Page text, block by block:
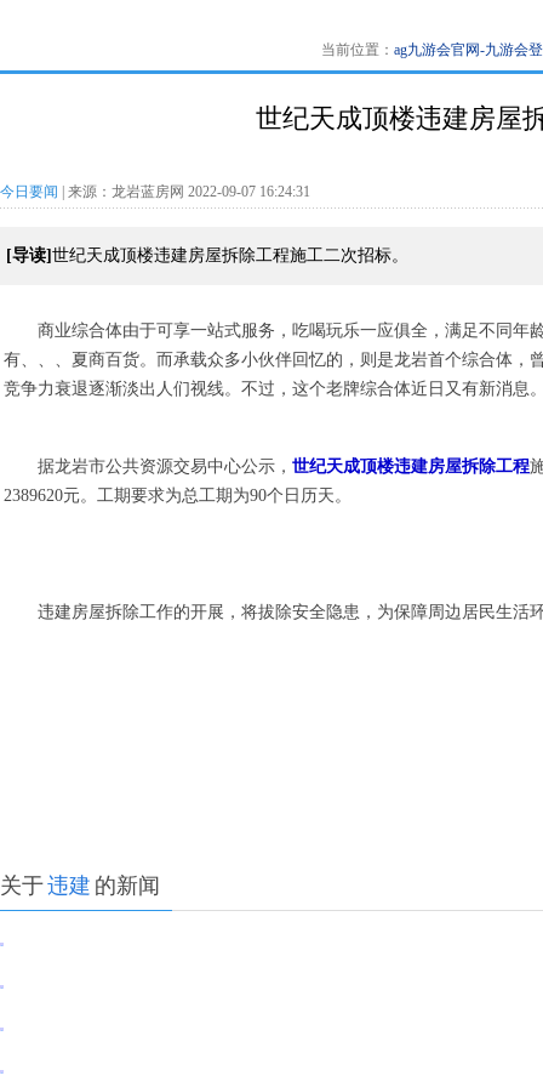
当前位置： ag九游会官网-九游会
世纪天成顶楼违建房屋
今日要闻 | 来源：龙岩蓝房网 2022-09-07 16:24:31
[导读] 世纪天成顶楼违建房屋拆除工程施工二次招标。
商业综合体由于可享一站式服务，吃喝玩乐一应俱全，满足不同
有、、、夏商百货。而承载众多小伙伴回忆的，则是龙岩首个综合体
竞争力衰退逐渐淡出人们视线。不过，这个老牌综合体近日又有新消息
据龙岩市公共资源交易中心公示， 世纪天成顶楼违建房屋拆除工程
2389620元。工期要求为总工期为90个日历天。
违建房屋拆除工作的开展，将拔除安全隐患，为保障周边居民生活
关于违建 的新闻